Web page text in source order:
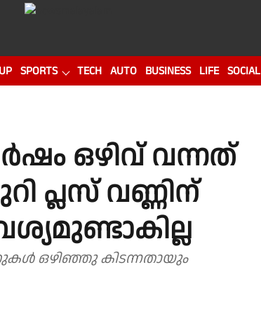
SPORTS TECH AUTO BUSINESS LIFE SOCIAL
ഒഴിവ് വന്നത്
പ്ലസ് വണ്ണിന്
ഒഴിഞ്ഞു കിടന്നതായും